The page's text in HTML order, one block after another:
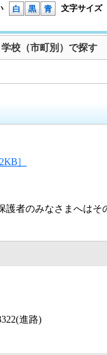
文字サイズ
白 黒 青
学校（市町別）で探す
］
者のみなさまへはそ
進路)